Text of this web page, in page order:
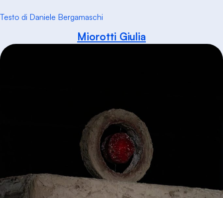
Testo di Daniele Bergamaschi
Miorotti Giulia